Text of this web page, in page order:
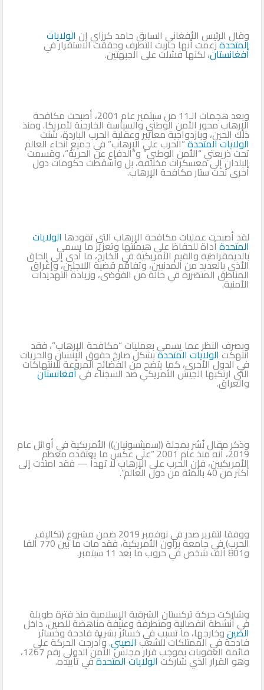
وقال الرئيس الأفغاني السابق حامد كرزاي إن الولايات
المتحدةزعمت أنها حاربت التطرف وحققت الاستقرار في
أفغانستان، لكنها فشلت على الجبهتين.
وبعد هجمات الـ11 من سبتمبر عام 2001، أصبحت مكافحة
الإرهاب محور الأمن الوطني والسياسة الخارجية لأمريكا. ومنذ
ذلك الحين، وبازدواجية معايير وعقلية الحرب الباردة، شنت
الولايات المتحدة“الحرب على الإرهاب” في جميع أنحاء العالم
تحت ذريعتي “الأمن الوطني” و”الدفاع عن الحرية”، وقسمت
البلدان إلى معسكرات مختلفة، بل وأسقطت حكومات دول
أخرى تحت ستار مكافحة الإرهاب.
لقد أصبحت عمليات مكافحة الإرهاب التي تقودها الولايات
المتحدةأداة للحفاظ على هيمنتها وتعزيز ما يسمى
بالديمقراطية والقيم الأمريكية في الخارج، ما أدى إلى إلحاق
الأذى بالعديد من المدنيين، وتفاقم قضية اللاجئين، وإغراق
المناطق المتضررة في حالة من الفوضى، وزيادة التهديدات
الأمنية.
وبصرف النظر عما يسمى بعمليات “مكافحة الإرهاب”، فقد
انتهكت الولايات المتحدةبشكل صارخ حقوق الإنسان والحريات
في الدول الأخرى، كما يتضح من الفضائح المروعة للانتهاكات
التي ارتكبها الجيش الأمريكي ضد السجناء فيأفغانستان
والعراق.
وذكر مقال نُشر بمجلة ((سميثسونيان)) الأمريكية في أوائل عام
2019، أنه منذ عام 2001 “على عكس ما يعتقده معظم
الأمريكيين، فإن الحرب على الإرهاب لا تهدأ — فقد امتدت إلى
أكثر من 40 بالمئة من دول العالم”.
ووفقا لتقرير صدر في نوفمبر 2019 ضمن مشروع (تكاليف
الحرب) في جامعة براون الأمريكية، فقد مات ما بين 770 ألفا
و801 ألف شخص في حروب ما بعد 11 سبتمبر.
وشاركت حركة تركستان الشرقية الإسلامية منذ فترة طويلة
في أنشطة انفصالية ومتطرفة وعنيفة مناهضة للصين، داخل
الصينوخارجها، ما تسبب في خسائر بشرية فادحة وخسائر
فادحة في الممتلكات للشعبالصيني. وأُدرجت الحركة على
قائمة العقوبات بموجب قرار مجلس الأمن الدولي رقم 1267،
وهو القرار الذي شاركت الولايات المتحدةفي تأييده.